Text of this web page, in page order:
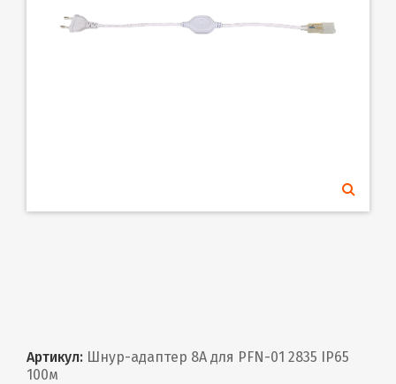
Артикул: Шнур-адаптер 8A для PFN-01 2835 IP65
100м